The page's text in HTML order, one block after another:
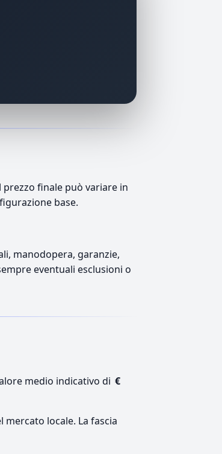
finale può variare in
base.
manodopera, garanzie,
eventuali esclusioni o
medio indicativo di €
locale. La fascia